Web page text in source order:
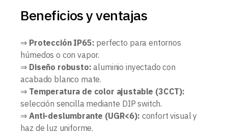
Beneficios y ventajas
⇒ Protección IP65: perfecto para entornos
húmedos o con vapor.
⇒ Diseño robusto: aluminio inyectado con
acabado blanco mate.
⇒ Temperatura de color ajustable (3CCT):
selección sencilla mediante DIP switch.
⇒ Anti-deslumbrante (UGR<6): confort visual y
haz de luz uniforme.